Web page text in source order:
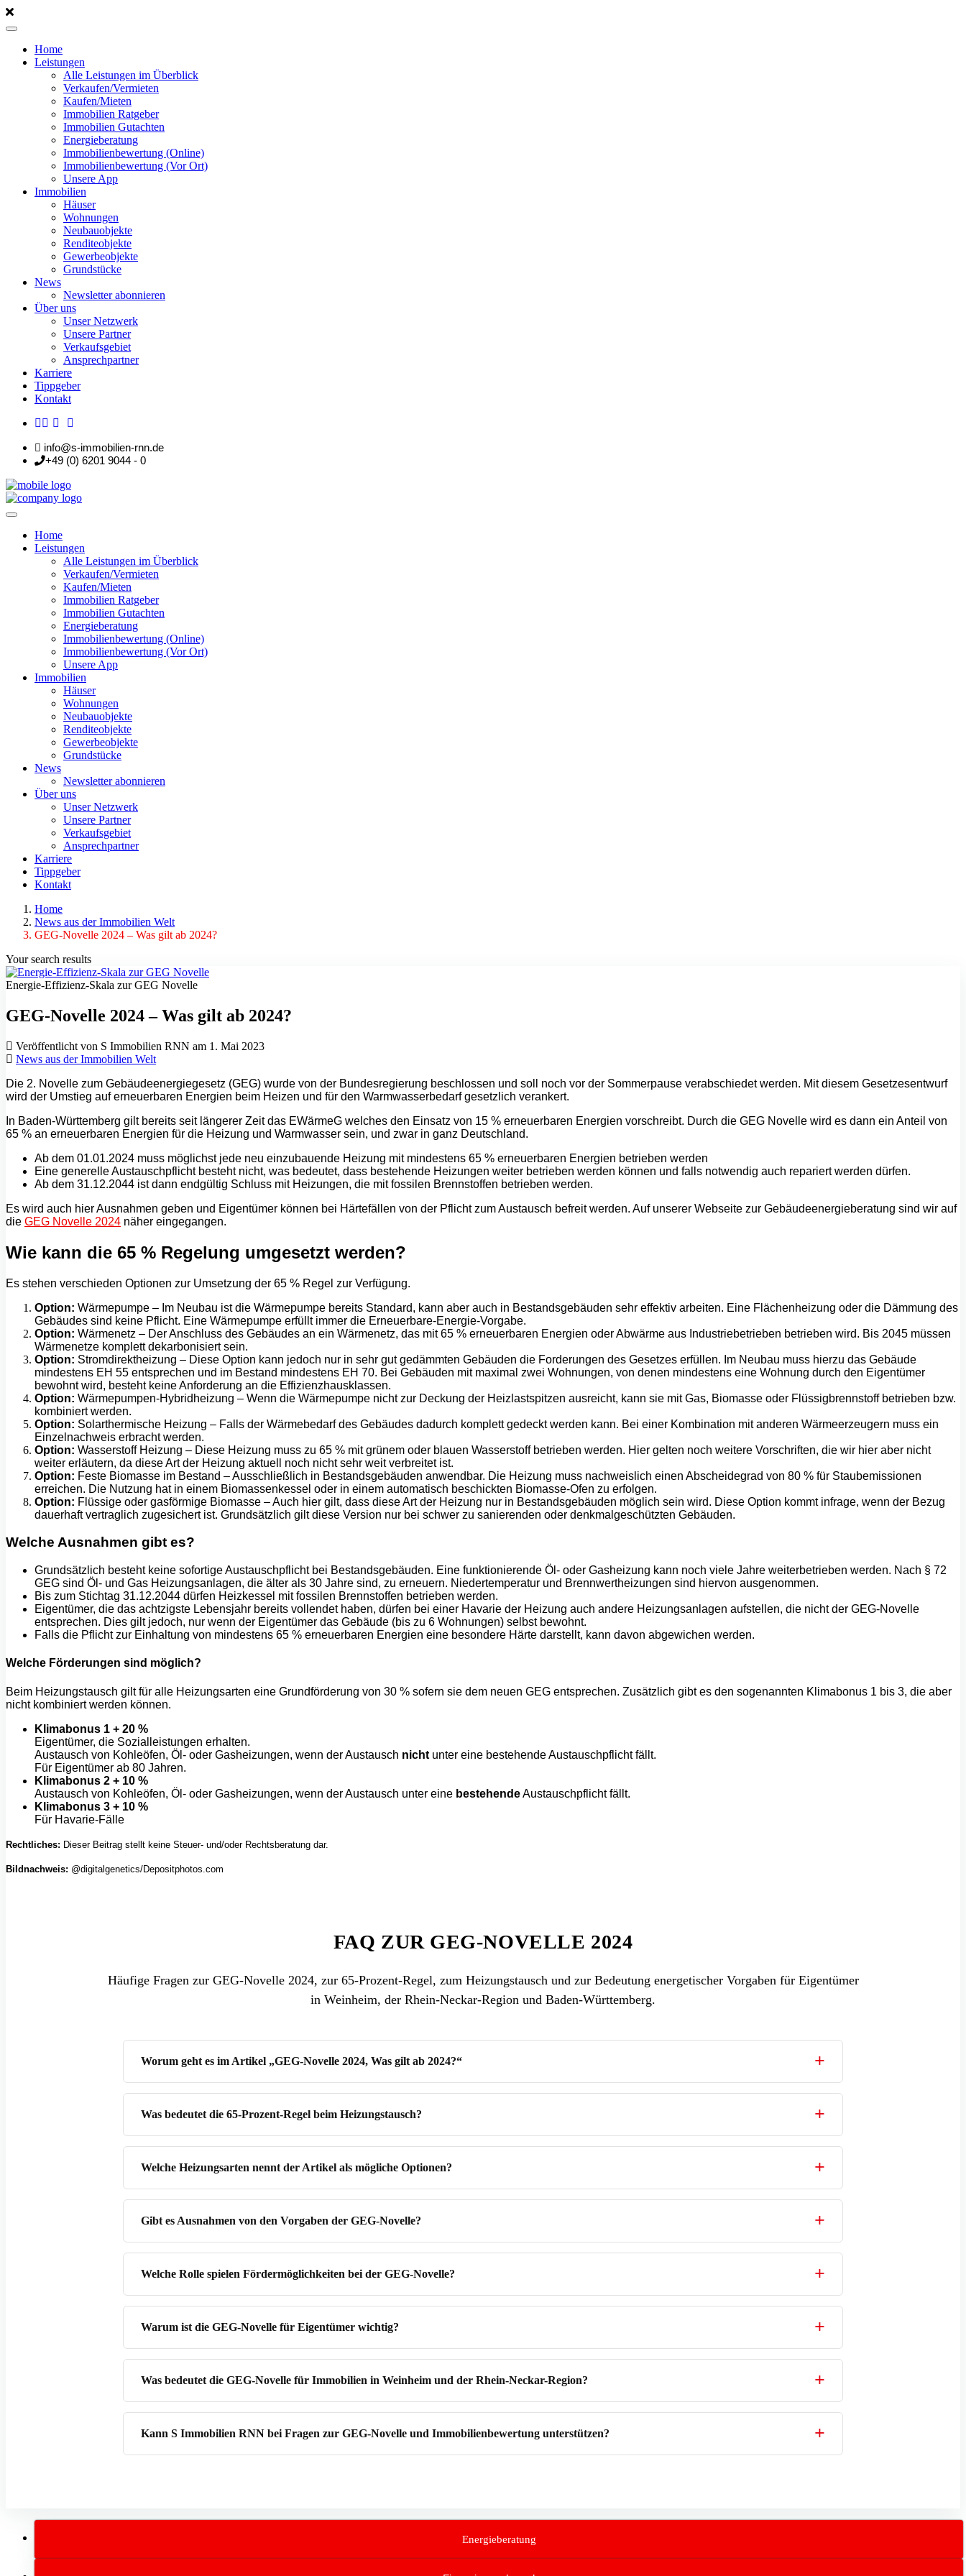
Home
Leistungen
Alle Leistungen im Überblick
Verkaufen/Vermieten
Kaufen/Mieten
Immobilien Ratgeber
Immobilien Gutachten
Energieberatung
Immobilienbewertung (Online)
Immobilienbewertung (Vor Ort)
Unsere App
Immobilien
Häuser
Wohnungen
Neubauobjekte
Renditeobjekte
Gewerbeobjekte
Grundstücke
News
Newsletter abonnieren
Über uns
Unser Netzwerk
Unsere Partner
Verkaufsgebiet
Ansprechpartner
Karriere
Tippgeber
Kontakt
info@s-immobilien-rnn.de
+49 (0) 6201 9044 - 0
Home
Leistungen
Alle Leistungen im Überblick
Verkaufen/Vermieten
Kaufen/Mieten
Immobilien Ratgeber
Immobilien Gutachten
Energieberatung
Immobilienbewertung (Online)
Immobilienbewertung (Vor Ort)
Unsere App
Immobilien
Häuser
Wohnungen
Neubauobjekte
Renditeobjekte
Gewerbeobjekte
Grundstücke
News
Newsletter abonnieren
Über uns
Unser Netzwerk
Unsere Partner
Verkaufsgebiet
Ansprechpartner
Karriere
Tippgeber
Kontakt
Home
News aus der Immobilien Welt
GEG-Novelle 2024 – Was gilt ab 2024?
Your search results
Energie-Effizienz-Skala zur GEG Novelle
GEG-Novelle 2024 – Was gilt ab 2024?
Veröffentlicht von S Immobilien RNN am 1. Mai 2023
News aus der Immobilien Welt
Die 2. Novelle zum Gebäudeenergiegesetz (GEG) wurde von der Bundesregierung beschlossen und soll noch vor der Sommerpause verabschiedet werden. Mit diesem Gesetzesentwurf
wird der Umstieg auf erneuerbaren Energien beim Heizen und für den Warmwasserbedarf gesetzlich verankert.
In Baden-Württemberg gilt bereits seit längerer Zeit das EWärmeG welches den Einsatz von 15 % erneuerbaren Energien vorschreibt. Durch die GEG Novelle wird es dann ein Anteil von
65 % an erneuerbaren Energien für die Heizung und Warmwasser sein, und zwar in ganz Deutschland.
Ab dem 01.01.2024 muss möglichst jede neu einzubauende Heizung mit mindestens 65 % erneuerbaren Energien betrieben werden
Eine generelle Austauschpflicht besteht nicht, was bedeutet, dass bestehende Heizungen weiter betrieben werden können und falls notwendig auch repariert werden dürfen.
Ab dem 31.12.2044 ist dann endgültig Schluss mit Heizungen, die mit fossilen Brennstoffen betrieben werden.
Es wird auch hier Ausnahmen geben und Eigentümer können bei Härtefällen von der Pflicht zum Austausch befreit werden. Auf unserer Webseite zur Gebäudeenergieberatung sind wir auf
die GEG Novelle 2024 näher eingegangen.
Wie kann die 65 % Regelung umgesetzt werden?
Es stehen verschieden Optionen zur Umsetzung der 65 % Regel zur Verfügung.
Option: Wärmepumpe – Im Neubau ist die Wärmepumpe bereits Standard, kann aber auch in Bestandsgebäuden sehr effektiv arbeiten. Eine Flächenheizung oder die Dämmung des
Gebäudes sind keine Pflicht. Eine Wärmepumpe erfüllt immer die Erneuerbare-Energie-Vorgabe.
Option: Wärmenetz – Der Anschluss des Gebäudes an ein Wärmenetz, das mit 65 % erneuerbaren Energien oder Abwärme aus Industriebetrieben betrieben wird. Bis 2045 müssen
Wärmenetze komplett dekarbonisiert sein.
Option: Stromdirektheizung – Diese Option kann jedoch nur in sehr gut gedämmten Gebäuden die Forderungen des Gesetzes erfüllen. Im Neubau muss hierzu das Gebäude
mindestens EH 55 entsprechen und im Bestand mindestens EH 70. Bei Gebäuden mit maximal zwei Wohnungen, von denen mindestens eine Wohnung durch den Eigentümer
bewohnt wird, besteht keine Anforderung an die Effizienzhausklassen.
Option: Wärmepumpen-Hybridheizung – Wenn die Wärmepumpe nicht zur Deckung der Heizlastspitzen ausreicht, kann sie mit Gas, Biomasse oder Flüssigbrennstoff betrieben bzw.
kombiniert werden.
Option: Solarthermische Heizung – Falls der Wärmebedarf des Gebäudes dadurch komplett gedeckt werden kann. Bei einer Kombination mit anderen Wärmeerzeugern muss ein
Einzelnachweis erbracht werden.
Option: Wasserstoff Heizung – Diese Heizung muss zu 65 % mit grünem oder blauen Wasserstoff betrieben werden. Hier gelten noch weitere Vorschriften, die wir hier aber nicht
weiter erläutern, da diese Art der Heizung aktuell noch nicht sehr weit verbreitet ist.
Option: Feste Biomasse im Bestand – Ausschließlich in Bestandsgebäuden anwendbar. Die Heizung muss nachweislich einen Abscheidegrad von 80 % für Staubemissionen
erreichen. Die Nutzung hat in einem Biomassenkessel oder in einem automatisch beschickten Biomasse-Ofen zu erfolgen.
Option: Flüssige oder gasförmige Biomasse – Auch hier gilt, dass diese Art der Heizung nur in Bestandsgebäuden möglich sein wird. Diese Option kommt infrage, wenn der Bezug
dauerhaft vertraglich zugesichert ist. Grundsätzlich gilt diese Version nur bei schwer zu sanierenden oder denkmalgeschützten Gebäuden.
Welche Ausnahmen gibt es?
Grundsätzlich besteht keine sofortige Austauschpflicht bei Bestandsgebäuden. Eine funktionierende Öl- oder Gasheizung kann noch viele Jahre weiterbetrieben werden. Nach § 72
GEG sind Öl- und Gas Heizungsanlagen, die älter als 30 Jahre sind, zu erneuern. Niedertemperatur und Brennwertheizungen sind hiervon ausgenommen.
Bis zum Stichtag 31.12.2044 dürfen Heizkessel mit fossilen Brennstoffen betrieben werden.
Eigentümer, die das achtzigste Lebensjahr bereits vollendet haben, dürfen bei einer Havarie der Heizung auch andere Heizungsanlagen aufstellen, die nicht der GEG-Novelle
entsprechen. Dies gilt jedoch, nur wenn der Eigentümer das Gebäude (bis zu 6 Wohnungen) selbst bewohnt.
Falls die Pflicht zur Einhaltung von mindestens 65 % erneuerbaren Energien eine besondere Härte darstellt, kann davon abgewichen werden.
Welche Förderungen sind möglich?
Beim Heizungstausch gilt für alle Heizungsarten eine Grundförderung von 30 % sofern sie dem neuen GEG entsprechen. Zusätzlich gibt es den sogenannten Klimabonus 1 bis 3, die aber
nicht kombiniert werden können.
Klimabonus 1 + 20 %
Eigentümer, die Sozialleistungen erhalten.
Austausch von Kohleöfen, Öl- oder Gasheizungen, wenn der Austausch nicht unter eine bestehende Austauschpflicht fällt.
Für Eigentümer ab 80 Jahren.
Klimabonus 2 + 10 %
Austausch von Kohleöfen, Öl- oder Gasheizungen, wenn der Austausch unter eine bestehendeAustauschpflicht fällt.
Klimabonus 3 + 10 %
Für Havarie-Fälle
Rechtliches: Dieser Beitrag stellt keine Steuer- und/oder Rechtsberatung dar.
Bildnachweis: @digitalgenetics/Depositphotos.com
FAQ ZUR GEG-NOVELLE 2024
Häufige Fragen zur GEG-Novelle 2024, zur 65-Prozent-Regel, zum Heizungstausch und zur Bedeutung energetischer Vorgaben für Eigentümer
in Weinheim, der Rhein-Neckar-Region und Baden-Württemberg.
Worum geht es im Artikel „GEG-Novelle 2024, Was gilt ab 2024?“
Was bedeutet die 65-Prozent-Regel beim Heizungstausch?
Welche Heizungsarten nennt der Artikel als mögliche Optionen?
Gibt es Ausnahmen von den Vorgaben der GEG-Novelle?
Welche Rolle spielen Fördermöglichkeiten bei der GEG-Novelle?
Warum ist die GEG-Novelle für Eigentümer wichtig?
Was bedeutet die GEG-Novelle für Immobilien in Weinheim und der Rhein-Neckar-Region?
Kann S Immobilien RNN bei Fragen zur GEG-Novelle und Immobilienbewertung unterstützen?
Energieberatung